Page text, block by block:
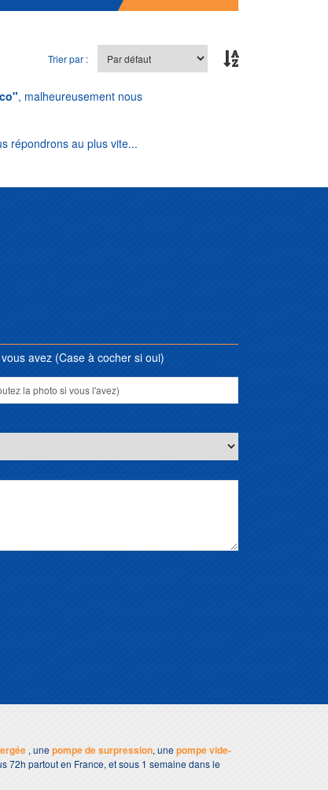
Trier par :
, malheureusement nous
répondrons au plus vite...
avez (Case à cocher si oui)
, unepompe de surpression, unepompe vide-
72h partout en France, et sous 1 semaine dans le